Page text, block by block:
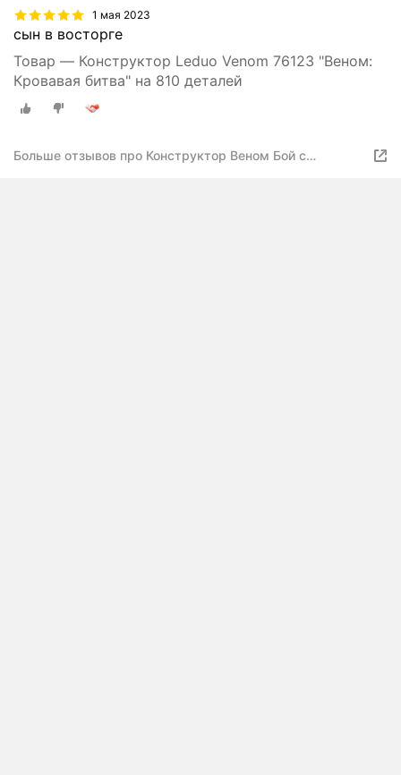
1 мая 2023
сын в восторге
Товар — Конструктор Leduo Venom 76123 "Веном:
Кровавая битва" на 810 деталей
Больше отзывов про Конструктор Веном Бой с